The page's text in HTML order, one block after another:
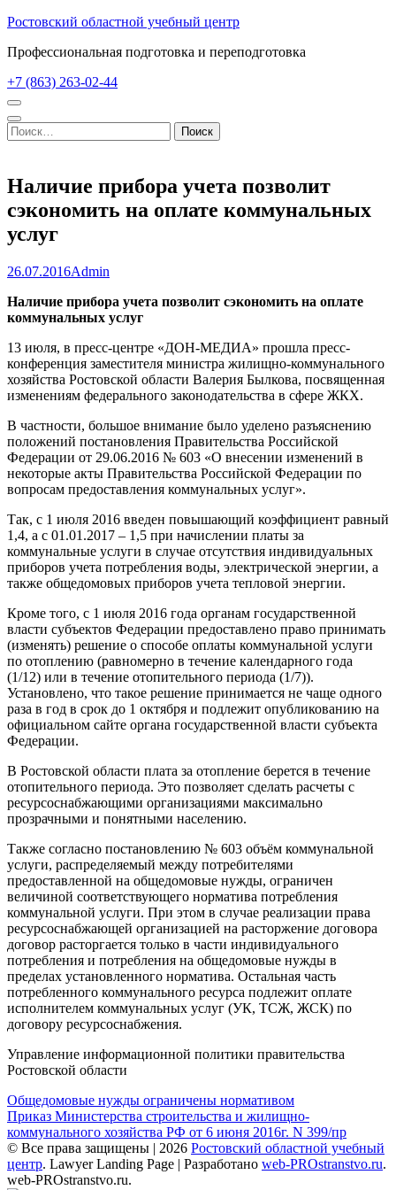
Перейти
содержимому
Enter)
Ростовский областной учебный центр
Профессиональная подготовка и переподготовка
+7 (863) 263-02-44
Найти:
Наличие прибора учета позволит
сэкономить на оплате коммунальных
услуг
26.07.2016Admin
Наличие прибора учета позволит сэкономить на оплате
коммунальных услуг
13 июля, в пресс-центре «ДОН-МЕДИА» прошла пресс-
конференция заместителя министра жилищно-коммунального
хозяйства Ростовской области Валерия Былкова, посвященная
изменениям федерального законодательства в сфере ЖКХ.
В частности, большое внимание было уделено разъяснению
положений постановления Правительства Российской
Федерации от 29.06.2016 № 603 «О внесении изменений в
некоторые акты Правительства Российской Федерации по
вопросам предоставления коммунальных услуг».
Так, с 1 июля 2016 введен повышающий коэффициент равный
1,4, а с 01.01.2017 – 1,5 при начислении платы за
коммунальные услуги в случае отсутствия индивидуальных
приборов учета потребления воды, электрической энергии, а
также общедомовых приборов учета тепловой энергии.
Кроме того, с 1 июля 2016 года органам государственной
власти субъектов Федерации предоставлено право принимать
(изменять) решение о способе оплаты коммунальной услуги
по отоплению (равномерно в течение календарного года
(1/12) или в течение отопительного периода (1/7)).
Установлено, что такое решение принимается не чаще одного
раза в год в срок до 1 октября и подлежит опубликованию на
официальном сайте органа государственной власти субъекта
Федерации.
В Ростовской области плата за отопление берется в течение
отопительного периода. Это позволяет сделать расчеты с
ресурсоснабжающими организациями максимально
прозрачными и понятными населению.
Также согласно постановлению № 603 объём коммунальной
услуги, распределяемый между потребителями
предоставленной на общедомовые нужды, ограничен
величиной соответствующего норматива потребления
коммунальной услуги. При этом в случае реализации права
ресурсоснабжающей организацией на расторжение договора
договор расторгается только в части индивидуального
потребления и потребления на общедомовые нужды в
пределах установленного норматива. Остальная часть
потребленного коммунального ресурса подлежит оплате
исполнителем коммунальных услуг (УК, ТСЖ, ЖСК) по
договору ресурсоснабжения.
Управление информационной политики правительства
Ростовской области
Навигация
по
записям
Общедомовые нужды ограничены нормативом
Приказ Министерства строительства и жилищно-
коммунального хозяйства РФ от 6 июня 2016г. N 399/пр
© Все права защищены | 2026 Ростовский областной учебный
центр. Lawyer Landing Page | Разработано web-PROstranstvo.ru.
web-PROstranstvo.ru.